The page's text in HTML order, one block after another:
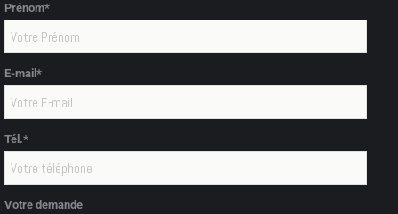
Prénom*
E-mail*
Tél.*
Votre demande